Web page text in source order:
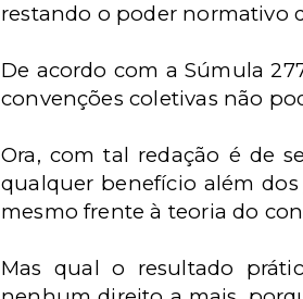
restando o poder normativo
De acordo com a Súmula
convenções coletivas não
Ora, com tal redação é de
qualquer benefício além
mesmo frente à teoria do
Mas qual o resultado